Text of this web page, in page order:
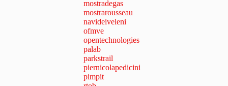
mostradegas
mostrarousseau
navideiveleni
ofmve
opentechnologies
palab
parkstrail
piernicolapedicini
pimpit